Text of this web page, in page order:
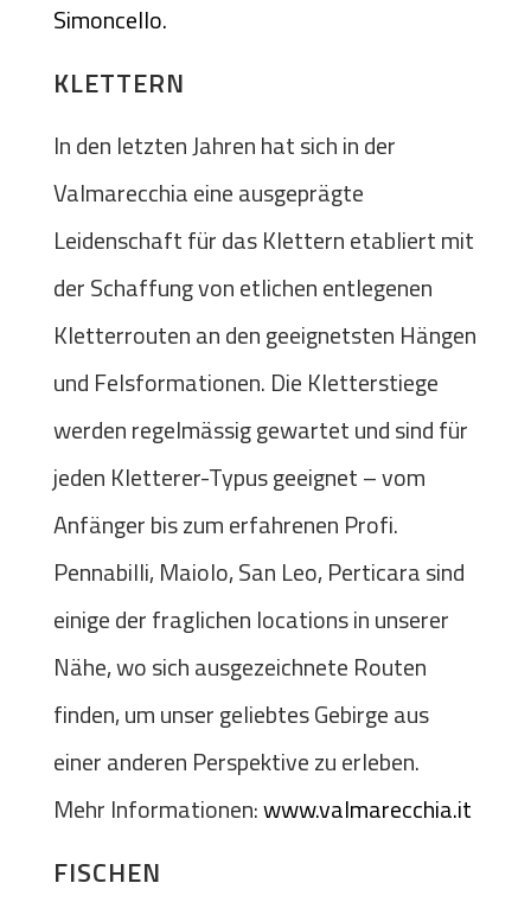
Simoncello.
KLETTERN
In den letzten Jahren hat sich in der
Valmarecchia eine ausgeprägte
Leidenschaft für das Klettern etabliert mit
der Schaffung von etlichen entlegenen
Kletterrouten an den geeignetsten Hängen
und Felsformationen. Die Kletterstiege
werden regelmässig gewartet und sind für
jeden Kletterer-Typus geeignet – vom
Anfänger bis zum erfahrenen Profi.
Pennabilli, Maiolo, San Leo, Perticara sind
einige der fraglichen locations in unserer
Nähe, wo sich ausgezeichnete Routen
finden, um unser geliebtes Gebirge aus
einer anderen Perspektive zu erleben.
Mehr Informationen:www.valmarecchia.it
FISCHEN